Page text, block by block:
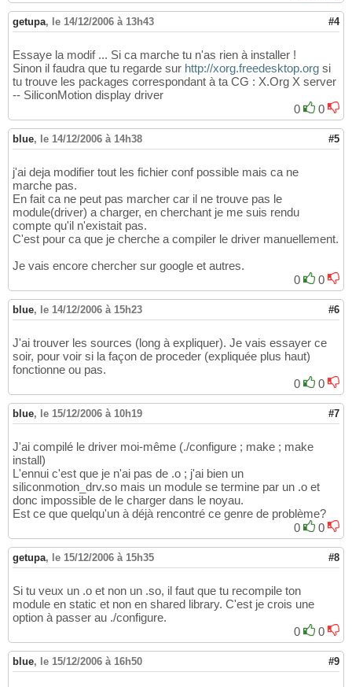
getupa, le 14/12/2006 à 13h43 #4
Essaye la modif ... Si ca marche tu n'as rien à installer !
Sinon il faudra que tu regarde sur http://xorg.freedesktop.org si
tu trouve les packages correspondant à ta CG : X.Org X server
-- SiliconMotion display driver
0
0
blue, le 14/12/2006 à 14h38 #5
j'ai deja modifier tout les fichier conf possible mais ca ne
marche pas.
En fait ca ne peut pas marcher car il ne trouve pas le
module(driver) a charger, en cherchant je me suis rendu
compte qu'il n'existait pas.
C'est pour ca que je cherche a compiler le driver manuellement.
Je vais encore chercher sur google et autres.
0
0
blue, le 14/12/2006 à 15h23 #6
J'ai trouver les sources (long à expliquer). Je vais essayer ce
soir, pour voir si la façon de proceder (expliquée plus haut)
fonctionne ou pas.
0
0
blue, le 15/12/2006 à 10h19 #7
J'ai compilé le driver moi-même (./configure ; make ; make
install)
L'ennui c'est que je n'ai pas de .o ; j'ai bien un
siliconmotion_drv.so mais un module se termine par un .o et
donc impossible de le charger dans le noyau.
Est ce que quelqu'un à déjà rencontré ce genre de problème?
0
0
getupa, le 15/12/2006 à 15h35 #8
Si tu veux un .o et non un .so, il faut que tu recompile ton
module en static et non en shared library. C'est je crois une
option à passer au ./configure.
0
0
blue, le 15/12/2006 à 16h50 #9